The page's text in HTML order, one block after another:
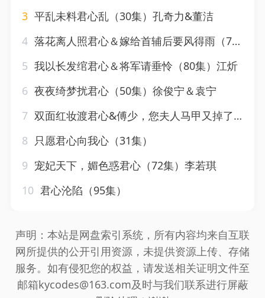
3 平乱未料君心乱（30集）孔奇力&董洁
4 落花离人照君心＆嫁给首辅后要风得雨（75集）苏亮＆解颜希
5 我以长发绾君心＆将军请垂怜（80集）江炘
6 夜夜绮梦扰君心（50集）徐俊宁＆袁宁
7 双面红妆渡君心&傅少，您夫人马甲又掉了&妙恋相亲角&夫人马甲轰动全国（64集）贾翼瑄
8 只愿君心向我心（31集）
9 宠妃天下，媚色惑君心（72集）李若琪
10 君心沦陷（95集）
声明：本站是网盘索引系统，所有内容均来自互联
网所提供的公开引用资源，未提供资源上传、存储
服务。如有侵犯您的权益，请发送相关证明文件至
邮箱kycodes@163.com及时与我们联系进行屏蔽